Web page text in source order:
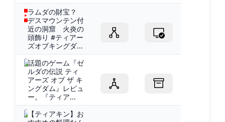
ラムダの財宝？
デスマウンテン付
近の洞窟 火炎の
頭飾り #ティアー
ズオブキングダ...
話題のゲーム『ゼ
ルダの伝説 ティ
アーズ オブ ザ キ
ングダム』レビュ
ー。『ティア...
【ティアキン】お